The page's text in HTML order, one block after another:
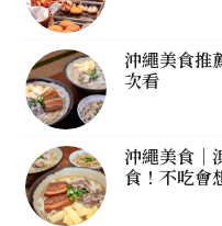
沖繩美食推
次看
沖繩美食｜
食！不吃會